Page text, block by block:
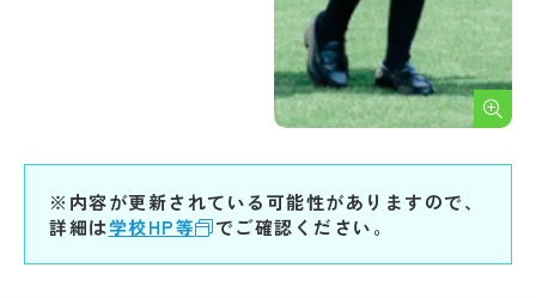
※内容が更新されている可能性がありますので、
詳細は学校HP等 でご確認ください。